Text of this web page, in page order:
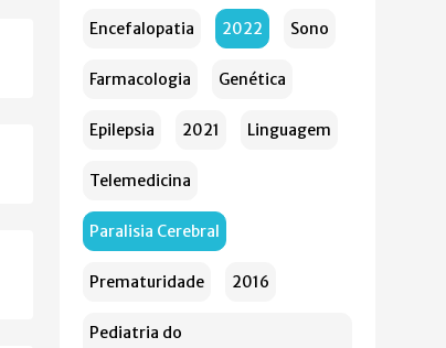
Encefalopatia 2022 Sono
Farmacologia Genética
Epilepsia 2021 Linguagem
Telemedicina
Paralisia Cerebral
Prematuridade 2016
Pediatria do